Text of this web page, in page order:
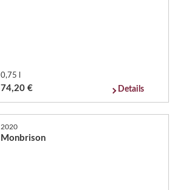
0,75 l
74,20 € Details
2020
Monbrison